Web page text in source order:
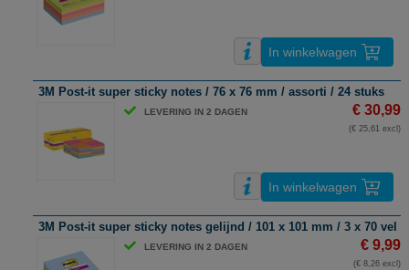
In winkelwagen
3M Post-it super sticky notes / 76 x 76 mm / assorti / 24 stuks
LEVERING IN 2 DAGEN € 30,99
(€ 25,61 excl)
In winkelwagen
3M Post-it super sticky notes gelijnd / 101 x 101 mm / 3 x 70 vel
LEVERING IN 2 DAGEN € 9,99
(€ 8,26 excl)